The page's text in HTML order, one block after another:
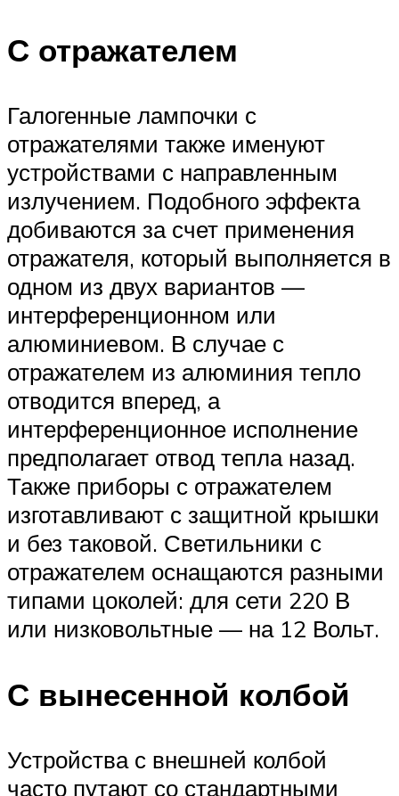
С отражателем
Галогенные лампочки с
отражателями также именуют
устройствами с направленным
излучением. Подобного эффекта
добиваются за счет применения
отражателя, который выполняется в
одном из двух вариантов —
интерференционном или
алюминиевом. В случае с
отражателем из алюминия тепло
отводится вперед, а
интерференционное исполнение
предполагает отвод тепла назад.
Также приборы с отражателем
изготавливают с защитной крышки
и без таковой. Светильники с
отражателем оснащаются разными
типами цоколей: для сети 220 В
или низковольтные — на 12 Вольт.
С вынесенной колбой
Устройства с внешней колбой
часто путают со стандартными